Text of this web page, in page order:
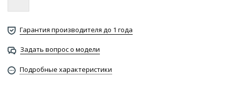
Гарантия производителя до 1 года
Задать вопрос о модели
Подробные характеристики